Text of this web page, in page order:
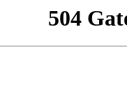
504